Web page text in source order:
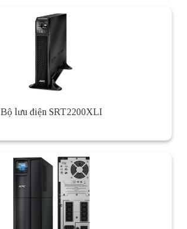
Bộ lưu điện SRT2200XLI